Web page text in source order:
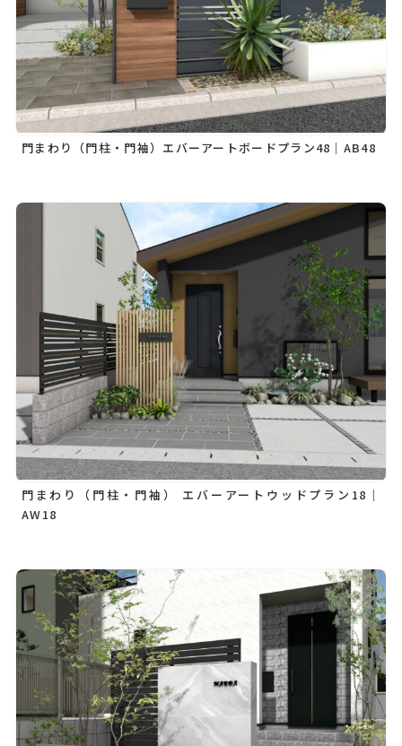
門まわり（門柱・門袖）エバーアートボードプラン48｜AB48
門まわり（門柱・門袖） エバーアートウッドプラン18｜
AW18